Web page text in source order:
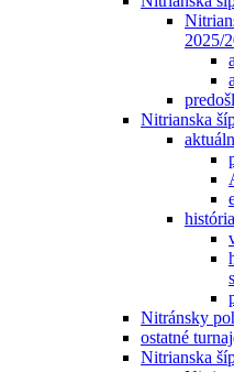
2025/
Nitrianska
Nitránsky
ostatné
Nitrianska